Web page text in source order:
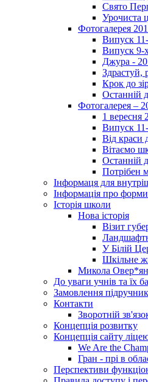
Свято
Урочиста
Фотогалерея
Випуск
Випуск 9-
Джура -
Здрастуй,
Крок до
Останній
Фотогалерея –
1 вересня
Випуск
Від краси
Вітаємо
Останній
Потрібен
Інформаця для
Інформація про форми
Історія школи
Нова історія
Візит
У Білій
Шкільне
Микола
До уваги учнів та їх
Замовлення
Контакти
Зворотній
Концепція розвитку
Концепція сайту
We Are the
Гран - прі в
Перспективи